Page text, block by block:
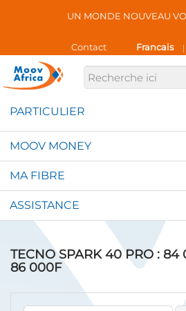
UN MONDE NOUVEAU
Contact Francais |
MOOV MONEY
MA FIBRE
ASSISTANCE
TECNO SPARK 40 PRO :
86 000F